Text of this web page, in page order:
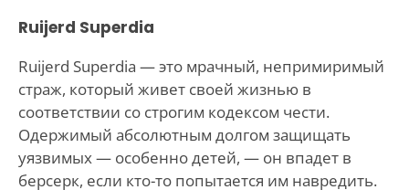
Ruijerd Superdia
Ruijerd Superdia — это мрачный, непримиримый
страж, который живет своей жизнью в
соответствии со строгим кодексом чести.
Одержимый абсолютным долгом защищать
уязвимых — особенно детей, — он впадет в
берсерк, если кто-то попытается им навредить.